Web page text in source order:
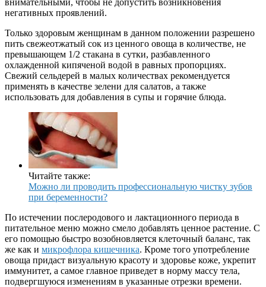
негативных проявлений.
Только здоровым женщинам в данном положении разрешено
пить свежеотжатый сок из ценного овоща в количестве, не
превышающем 1/2 стакана в сутки, разбавленного
охлажденной кипяченой водой в равных пропорциях.
Свежий сельдерей в малых количествах рекомендуется
применять в качестве зелени для салатов, а также
использовать для добавления в супы и горячие блюда.
Читайте также:
Можно ли проводить профессиональную чистку зубов
при беременности?
По истечении послеродового и лактационного периода в
питательное меню можно смело добавлять ценное растение. С
его помощью быстро возобновляется клеточный баланс, так
же как и микрофлора кишечника. Кроме того употребление
овоща придаст визуальную красоту и здоровье коже, укрепит
иммунитет, а самое главное приведет в норму массу тела,
подвергшуюся изменениям в указанные отрезки времени.